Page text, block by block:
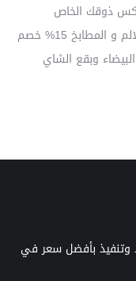
ذوقك الخاص
15% خصم
وبقع الشاي
وتنفيذ بأفضل سعر في